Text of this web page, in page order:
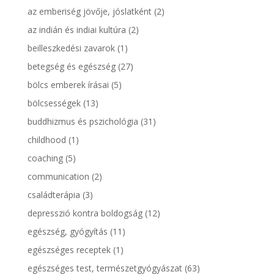
az emberiség jövője, jóslatként(2)
az indián és indiai kultúra (2)
beilleszkedési zavarok(1)
betegség és egészség(27)
bölcs emberek írásai (5)
bölcsességek(13)
buddhizmus és pszichológia (31)
childhood (1)
coaching(5)
communication (2)
családterápia (3)
depresszió kontra boldogság(12)
egészség, gyógyítás (11)
egészséges receptek(1)
egészséges test, természetgyógyászat(63)